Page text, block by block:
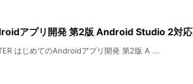
アプリ開発 第2版 Android Studio 2対応
はじめてのAndroidアプリ開発 第2版 A ...